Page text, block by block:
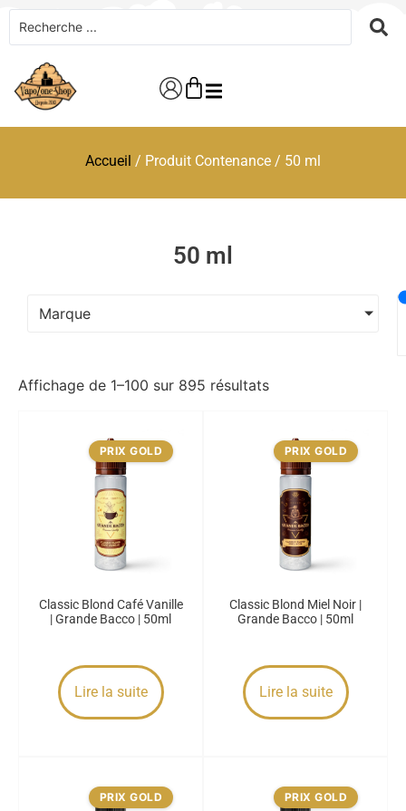
Accueil / Produit Contenance / 50 ml
50 ml
Marque
Affichage de 1–100 sur 895 résultats
PRIX GOLD
Classic Blond Café Vanille
| Grande Bacco | 50ml
Lire la suite
PRIX GOLD
Classic Blond Miel Noir |
Grande Bacco | 50ml
Lire la suite
PRIX GOLD PRIX GOLD